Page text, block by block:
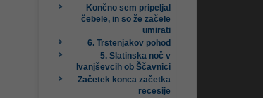
Končno sem pripeljal
čebele, in so že začele
umirati
6. Trstenjakov pohod
5. Slatinska noč v
Ivanjševcih ob Ščavnici
Začetek konca začetka
recesije